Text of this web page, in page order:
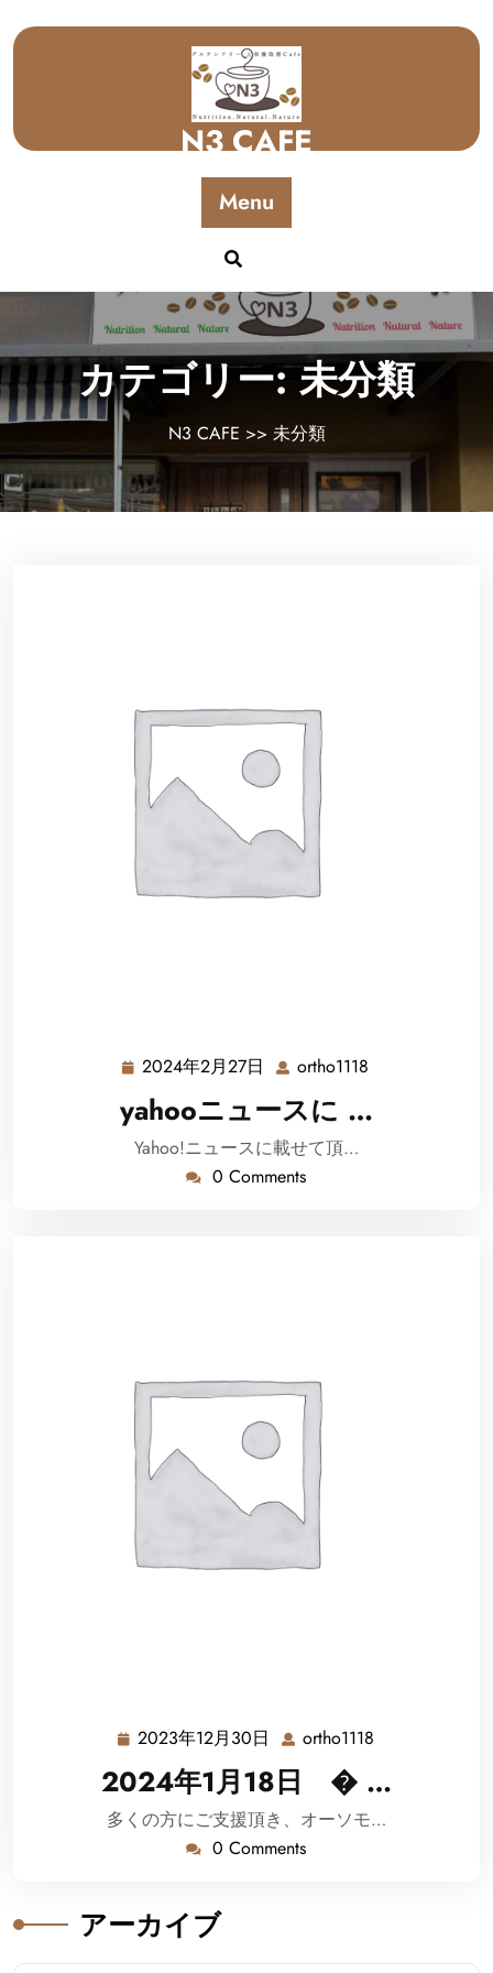
N3 CAFE
Menu
カテゴリー:未分類
N3 CAFE >> 未分類
2024年2月27日 2024
月
27
ortho1118
yahooニュースに …
Yahoo!ニュースに載せて頂…
0 Comments
2023年12月30日 2023
年
12
月
30
ortho1118
2024年1月18日 � …
多くの方にご支援頂き、オーソモ…
0 Comments
アーカイブ